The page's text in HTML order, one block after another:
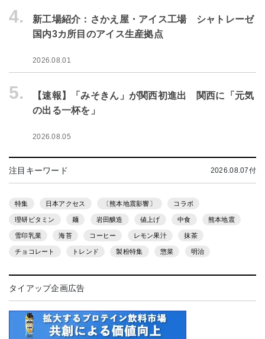
4.
新工場紹介：さかえ屋・アイス工場 シャトレーゼ
国内3カ所目のアイス生産拠点
2026.08.01
5.
【速報】「みそきん」が関西初進出 関西に「元気
の出る一杯を」
2026.08.05
注目キーワード 2026.08.07付
特集 日本アクセス 〔熊本地震影響〕 コラボ
理研ビタミン 麺 岩田醸造 値上げ 中食 熊本地震
雪印乳業 海苔 コーヒー レモン果汁 抹茶
チョコレート トレンド 製粉特集 惣菜 明治
タイアップ企画広告